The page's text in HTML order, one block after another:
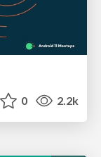
0 2.2k